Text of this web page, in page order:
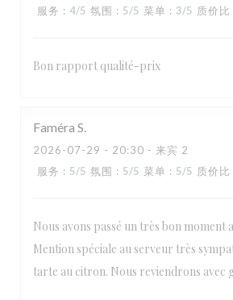
服务 : 4/5 氛围 : 5/5 菜单 : 3/5 质价比
Bon rapport qualité-prix
Faméra S
2026-07-29 - 20:30 - 来宾 2
服务 : 5/5 氛围 : 5/5 菜单 : 5/5 质价比
Nous avons passé un très bon moment
Mention spéciale au serveur très
tarte au citron. Nous reviendrons avec